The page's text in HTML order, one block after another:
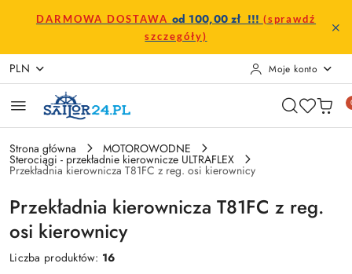
Przejdź do treści głównej
Przejdź do wyszukiwarki
Przejdź do moje konto
Przejdź do menu głównego
Przejdź do stopki
DARMOWA DOSTAWA od 100,00 zł !!! (sprawdź
szczegóły)
PLN Moje konto
Strona główna MOTOROWODNE
Sterociągi - przekładnie kierownicze ULTRAFLEX
Przekładnia kierownicza T81FC z reg. osi kierownicy
Przekładnia kierownicza T81FC z reg.
osi kierownicy
Liczba produktów: 16